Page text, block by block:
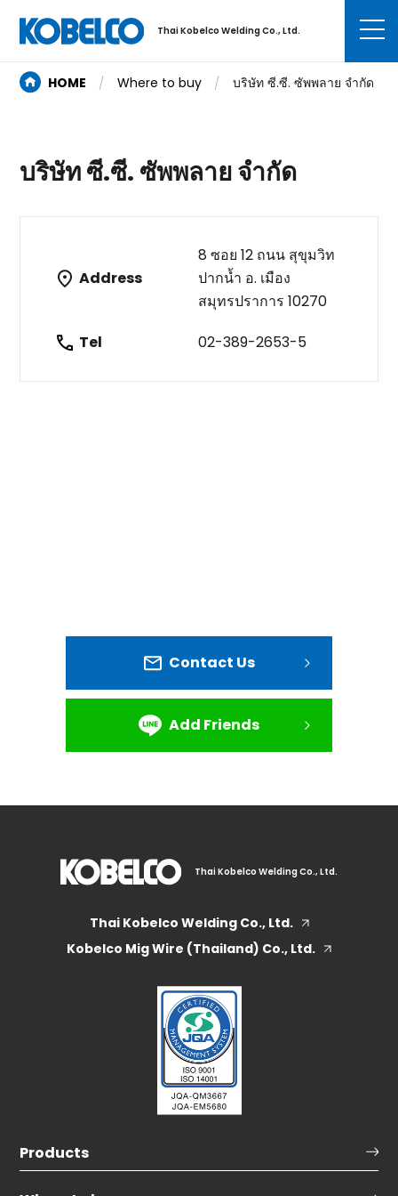
Thai Kobelco Welding Co., Ltd.
HOME Where to buy บริษัท ซี.ซี. ซัพพลาย จำกัด
บริษัท ซี.ซี. ซัพพลาย จำกัด
Address
8 ซอย 12 ถนน สุขุมวิท
ปากน้ำ อ. เมือง
สมุทรปราการ 10270
Tel
02-389-2653-5
Contact Us
Add Friends
Thai Kobelco Welding Co., Ltd.
Thai Kobelco Welding Co., Ltd.
Kobelco Mig Wire (Thailand) Co., Ltd.
Products